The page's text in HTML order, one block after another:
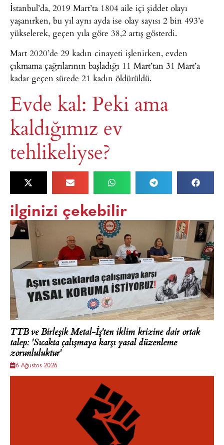
İstanbul’da, 2019 Mart’ta 1804 aile içi şiddet olayı
yaşanırken, bu yıl aynı ayda ise olay sayısı 2 bin 493’e
yükselerek, geçen yıla göre 38,2 artış gösterdi.
Mart 2020’de 29 kadın cinayeti işlenirken, evden
çıkmama çağrılarının başladığı 11 Mart’tan 31 Mart’a
kadar geçen sürede 21 kadın öldürüldü.
Evde kal: Peki ama
kaldığımız ev
tehlikeliyse?
ilginizi çekebilir
TTB ve Birleşik Metal-İş'ten iklim krizine dair ortak
talep: 'Sıcakta çalışmaya karşı yasal düzenleme
zorunluluktur'
6 Ağustos 2026